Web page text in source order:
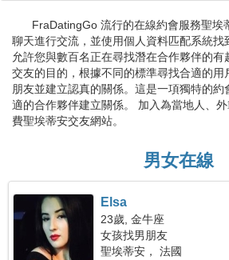
FraDatingGo 流行的在線約會服務聖埃
聊天進行交流，並使用個人資料匹配系統找
允許您與數百名正在尋找潛在合作夥伴的有
交友的目的，根據不同的標準尋找合適的用
朋友並建立認真的關係。這是一項獨特的約
適的合作夥伴建立關係。 加入為當地人、
費聖埃蒂安交友網站。
男女在線
Elsa
23歲, 金牛座
女孩找男朋友
聖埃蒂安， 法國